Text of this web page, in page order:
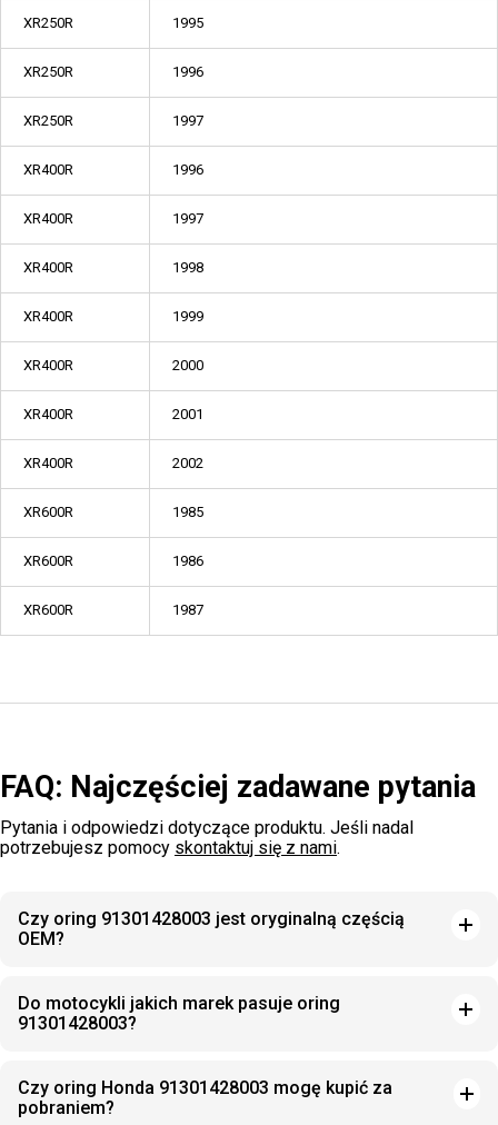
XR250R 1995
XR250R 1996
XR250R 1997
XR400R 1996
XR400R 1997
XR400R 1998
XR400R 1999
XR400R 2000
XR400R 2001
XR400R 2002
XR600R 1985
XR600R 1986
XR600R 1987
FAQ: Najczęściej zadawane pytania
Pytania i odpowiedzi dotyczące produktu. Jeśli nadal
potrzebujesz pomocy skontaktuj się z nami.
Czy oring 91301428003 jest oryginalną częścią
OEM?
Do motocykli jakich marek pasuje oring
91301428003?
Czy oring Honda 91301428003 mogę kupić za
pobraniem?